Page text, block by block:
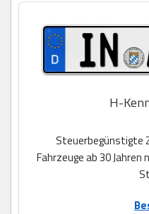
H-
Steuerbegünstigte
Fahrzeuge ab 30 Jahren